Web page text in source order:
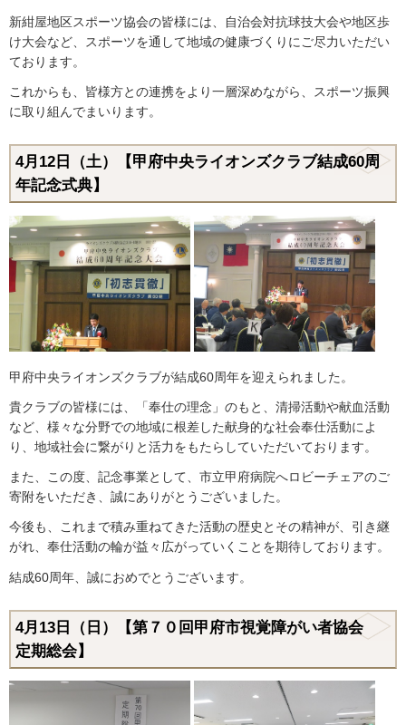
新紺屋地区スポーツ協会の皆様には、自治会対抗球技大会や地区歩
け大会など、スポーツを通して地域の健康づくりにご尽力いただい
ております。
これからも、皆様方との連携をより一層深めながら、スポーツ振興
に取り組んでまいります。
4月12日（土）【甲府中央ライオンズクラブ結成60周
年記念式典】
甲府中央ライオンズクラブが結成60周年を迎えられました。
貴クラブの皆様には、「奉仕の理念」のもと、清掃活動や献血活動
など、様々な分野での地域に根差した献身的な社会奉仕活動によ
り、地域社会に繋がりと活力をもたらしていただいております。
また、この度、記念事業として、市立甲府病院へロビーチェアのご
寄附をいただき、誠にありがとうございました。
今後も、これまで積み重ねてきた活動の歴史とその精神が、引き継
がれ、奉仕活動の輪が益々広がっていくことを期待しております。
結成60周年、誠におめでとうございます。
4月13日（日）【第７０回甲府市視覚障がい者協会
定期総会】